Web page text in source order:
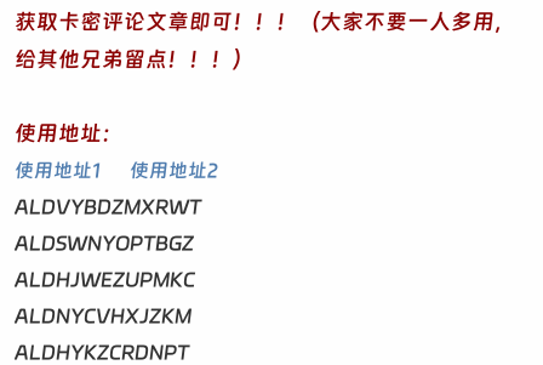
获取卡密评论文章即可！！！（大家不要一人多用，
给其他兄弟留点！！！）
使用地址：
使用地址1
使用地址2
ALDVYBDZMXRWT
ALDSWNYOPTBGZ
ALDHJWEZUPMKC
ALDNYCVHXJZKM
ALDHYKZCRDNPT